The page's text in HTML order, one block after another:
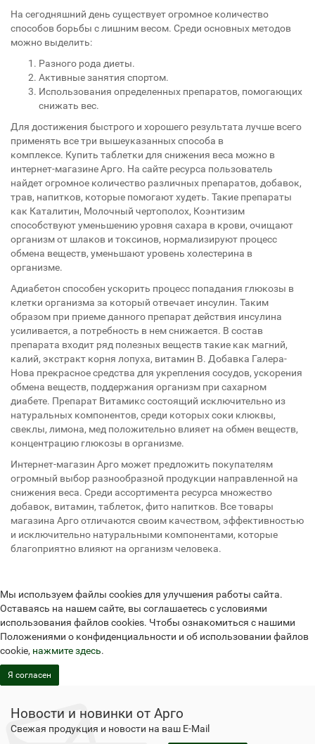
На сегодняшний день существует огромное количество
способов борьбы с лишним весом. Среди основных методов
можно выделить:
Разного рода диеты.
Активные занятия спортом.
Использования определенных препаратов, помогающих
снижать вес.
Для достижения быстрого и хорошего результата лучше всего
применять все три вышеуказанных способа в
комплексе. Купить таблетки для снижения веса можно в
интернет-магазине Арго. На сайте ресурса пользователь
найдет огромное количество различных препаратов, добавок,
трав, напитков, которые помогают худеть. Такие препараты
как Каталитин, Молочный чертополох, Коэнтизим
способствуют уменьшению уровня сахара в крови, очищают
организм от шлаков и токсинов, нормализируют процесс
обмена веществ, уменьшают уровень холестерина в
организме.
Адиабетон способен ускорить процесс попадания глюкозы в
клетки организма за который отвечает инсулин. Таким
образом при приеме данного препарат действия инсулина
усиливается, а потребность в нем снижается. В состав
препарата входит ряд полезных веществ такие как магний,
калий, экстракт корня лопуха, витамин В. Добавка Галера-
Нова прекрасное средства для укрепления сосудов, ускорения
обмена веществ, поддержания организм при сахарном
диабете. Препарат Витамикс состоящий исключительно из
натуральных компонентов, среди которых соки клюквы,
свеклы, лимона, мед положительно влияет на обмен веществ,
концентрацию глюкозы в организме.
Интернет-магазин Арго может предложить покупателям
огромный выбор разнообразной продукции направленной на
снижения веса. Среди ассортимента ресурса множество
добавок, витамин, таблеток, фито напитков. Все товары
магазина Арго отличаются своим качеством, эффективностью
и исключительно натуральными компонентами, которые
благоприятно влияют на организм человека.
Мы используем файлы cookies для улучшения работы сайта.
Оставаясь на нашем сайте, вы соглашаетесь с условиями
использования файлов cookies. Чтобы ознакомиться с нашими
Положениями о конфиденциальности и об использовании файлов
cookie, нажмите здесь.
Я согласен
Новости и новинки от Арго
Свежая продукция и новости на ваш E-Mail